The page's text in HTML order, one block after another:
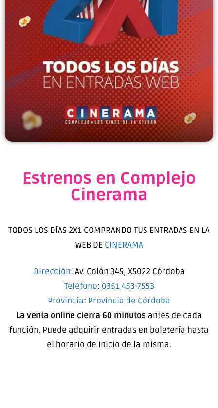
Estrenos en Complejo
Cinerama
TODOS LOS DÍAS 2X1 COMPRANDO TUS ENTRADAS EN LA
WEB DE CINERAMA
Dirección: Av. Colón 345, X5022 Córdoba
Teléfono: 0351 453-7553
Provincia: Provincia de Córdoba
La venta online cierra 60 minutos antes de cada
función. Puede adquirir entradas en boletería hasta
el horario de inicio de la misma.